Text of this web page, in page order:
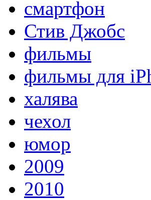
смартфон
Стив Джобс
фильмы
фильмы для
халява
чехол
юмор
2009
2010